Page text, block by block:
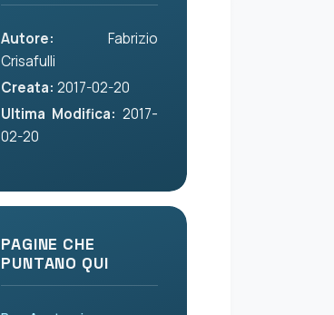
Autore: Fabrizio
Crisafulli
Creata: 2017-02-20
Ultima Modifica: 2017-
02-20
PAGINE CHE
PUNTANO QUI